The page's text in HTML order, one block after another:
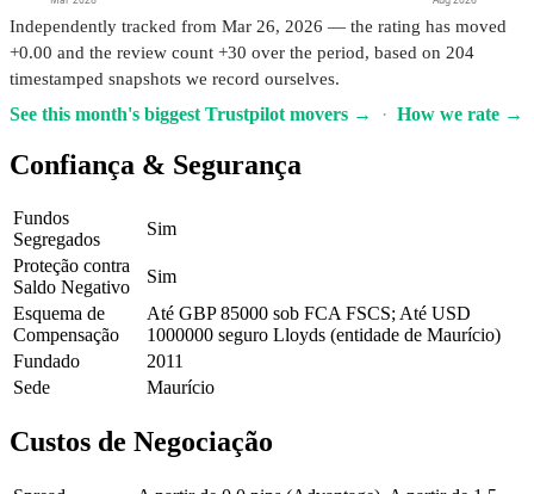
Independently tracked from Mar 26, 2026 — the rating has moved
+0.00 and the review count +30 over the period, based on 204
timestamped snapshots we record ourselves.
See this month's biggest Trustpilot movers → · How we rate →
Confiança & Segurança
Fundos
Segregados
Sim
Proteção contra
Saldo Negativo
Sim
Esquema de
Compensação
Até GBP 85000 sob FCA FSCS; Até USD
1000000 seguro Lloyds (entidade de Maurício)
Fundado
2011
Sede
Maurício
Custos de Negociação